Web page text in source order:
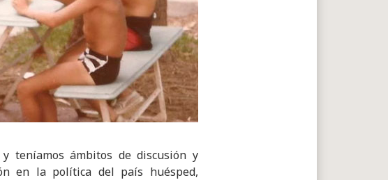
teníamos ámbitos de discusión y
en la política del país huésped,